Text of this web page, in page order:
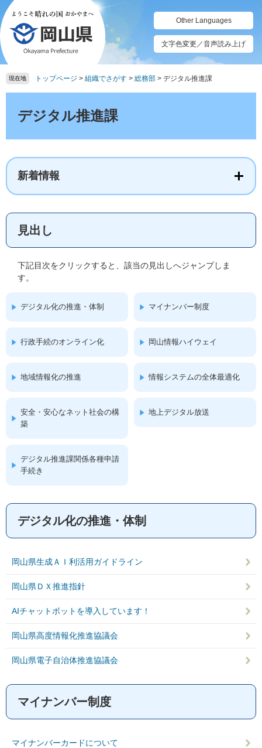
ペ
ー
ジ
の
先
頭
す。
メ
ニ
ュ
ー
を
飛
し
へ
Other Languages
文字色変更／音声読み上げ
現在地 トップページ > 組織でさがす > 総務部 > デジタル推進課
デジタル推進課
新着情報
見出し
下記目次をクリックすると、該当の見出しへジャンプしま
す。
デジタル化の推進・体制 マイナンバー制度
行政手続のオンライン化 岡山情報ハイウェイ
地域情報化の推進 情報システムの全体最適化
安全・安心なネット社会の構
築
地上デジタル放送
デジタル推進課関係各種申請
手続き
デジタル化の推進・体制
岡山県生成ＡＩ利活用ガイドライン
岡山県ＤＸ推進指針
AIチャットボットを導入しています！
岡山県高度情報化推進協議会
岡山県電子自治体推進協議会
マイナンバー制度
マイナンバーカードについて